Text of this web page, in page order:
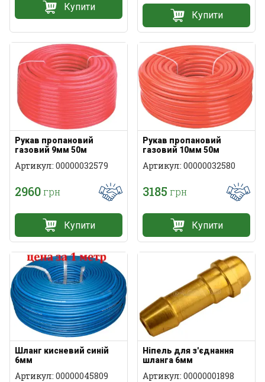
Купити
Купити
Рукав пропановий
газовий 9мм 50м
Артикул: 00000032579
2960грн
Купити
Рукав пропановий
газовий 10мм 50м
Артикул: 00000032580
3185 грн
Купити
Шланг кисневий синій
6мм
Артикул: 00000045809
Ніпель для з'єднання
шланга 6мм
Артикул: 00000001898